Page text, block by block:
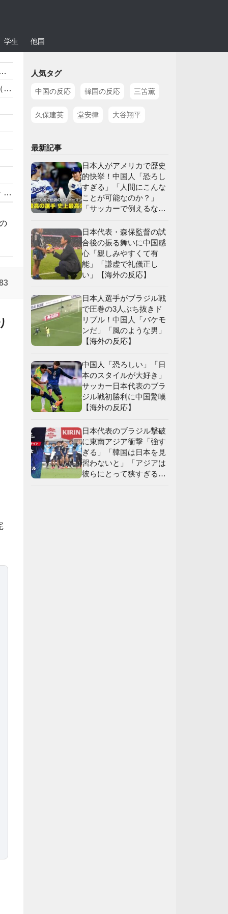
学生 他国
人気タグ
中国の反応 韓国の反応 三笘薫
久保建英 堂安律 大谷翔平
最新記事
日本人がアメリカで歴史
的快挙！中国人「恐ろし
すぎる」「人間にこんな
ことが可能なのか？」
「サッカーで例えるな
日本代表・森保監督の試
合後の振る舞いに中国感
心「親しみやすくて有
能」「謙虚で礼儀正し
い」【海外の反応】
日本人選手がブラジル戦
で圧巻の3人ぶち抜きド
リブル！中国人「バケモ
ンだ」「風のような男」
【海外の反応】
中国人「恐ろしい」「日
本のスタイルが大好き」
サッカー日本代表のブラ
ジル戦初勝利に中国驚嘆
【海外の反応】
日本代表のブラジル撃破
に東南アジア衝撃「強す
ぎる」「韓国は日本を見
習わないと」「アジアは
彼らにとって狭すぎる」